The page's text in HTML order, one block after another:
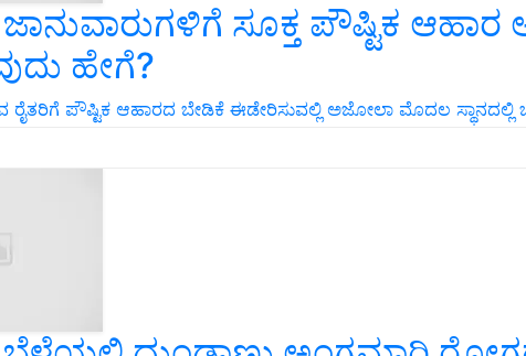
ಸೂಕ್ತ ಪೌಷ್ಟಿಕ
ಹೇಗೆ?
ರೈತರಿಗೆ ಪೌಷ್ಟಿಕ ಆಹಾರದ ಬೇಡಿಕೆ ಈಡೇರಿಸುವಲ್ಲಿ ಅಜೋಲಾ ಮೊದಲ ಸ್ಥಾನದಲ್ಲಿ